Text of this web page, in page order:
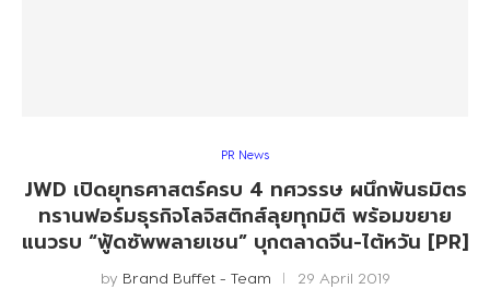
PR News
JWD เปิดยุทธศาสตร์ครบ 4 ทศวรรษ ผนึกพันธมิตร
ทรานฟอร์มธุรกิจโลจิสติกส์ลุยทุกมิติ พร้อมขยาย
แนวรบ “ฟู้ดซัพพลายเชน” บุกตลาดจีน-ไต้หวัน [PR]
by Brand Buffet - Team 29 April 2019